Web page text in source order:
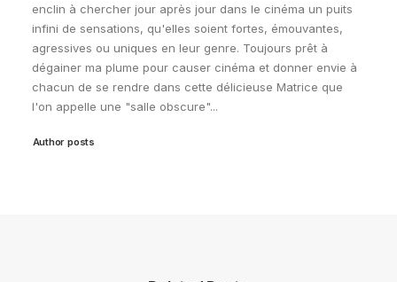
enclin à chercher jour après jour dans le cinéma un puits
infini de sensations, qu'elles soient fortes, émouvantes,
agressives ou uniques en leur genre. Toujours prêt à
dégainer ma plume pour causer cinéma et donner envie à
chacun de se rendre dans cette délicieuse Matrice que
l'on appelle une "salle obscure"...
Author posts